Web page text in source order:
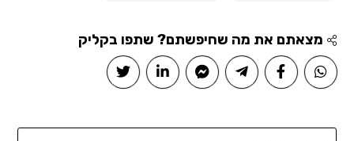
מצאתם את מה שחיפשתם? שתפו בקליק